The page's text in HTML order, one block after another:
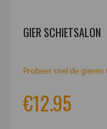
GIER SCHIETSALON
Probeer snel de
€12.95